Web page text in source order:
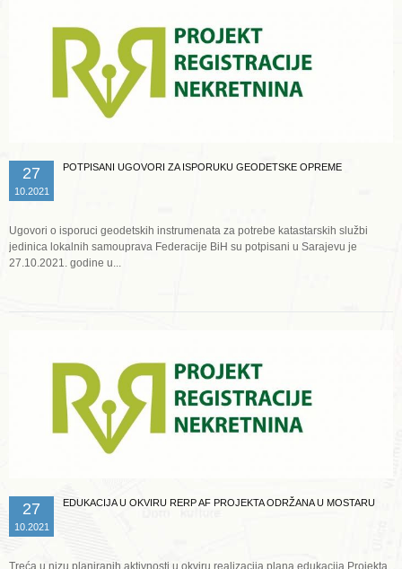
27
10.2021
POTPISANI UGOVORI ZA ISPORUKU GEODETSKE OPREME
Ugovori o isporuci geodetskih instrumenata za potrebe katastarskih službi
jedinica lokalnih samouprava Federacije BiH su potpisani u Sarajevu je
27.10.2021. godine u...
27
10.2021
EDUKACIJA U OKVIRU RERP AF PROJEKTA ODRŽANA U MOSTARU
Treća u nizu planiranih aktivnosti u okviru realizacija plana edukacija Projekta